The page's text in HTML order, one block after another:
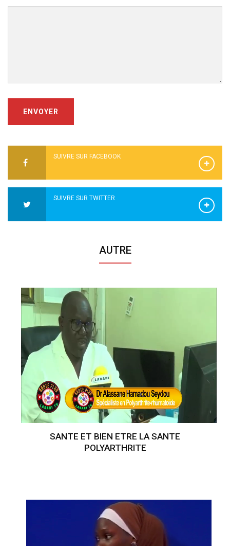
ENVOYER
SUIVRE SUR FACEBOOK
SUIVRE SUR TWITTER
AUTRE
SANTE ET BIEN ETRE LA SANTE
POLYARTHRITE